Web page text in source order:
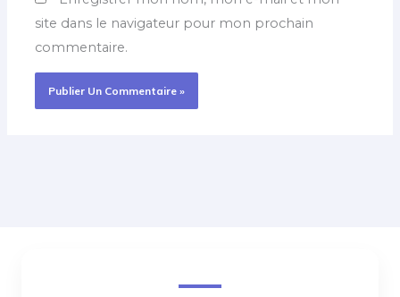
site dans le navigateur pour mon prochain
commentaire.